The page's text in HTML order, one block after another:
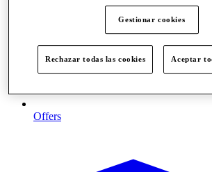
Offers
Gestionar cookies
Rechazar todas las cookies Aceptar